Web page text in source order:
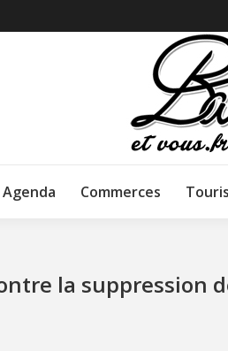
Agenda Commerces
la suppression